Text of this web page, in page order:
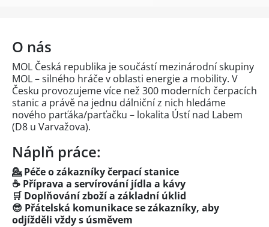
O nás
MOL Česká republika je součástí mezinárodní skupiny
MOL – silného hráče v oblasti energie a mobility. V
Česku provozujeme více než 300 moderních čerpacích
stanic a právě na jednu dálniční z nich hledáme
nového parťáka/parťačku – lokalita Ústí nad Labem
(D8 u Varvažova).
Náplň práce:
💁 Péče o zákazníky čerpací stanice
☕️ Příprava a servírování jídla a kávy
🛒 Doplňování zboží a základní úklid
😎 Přátelská komunikace se zákazníky, aby
odjížděli vždy s úsměvem